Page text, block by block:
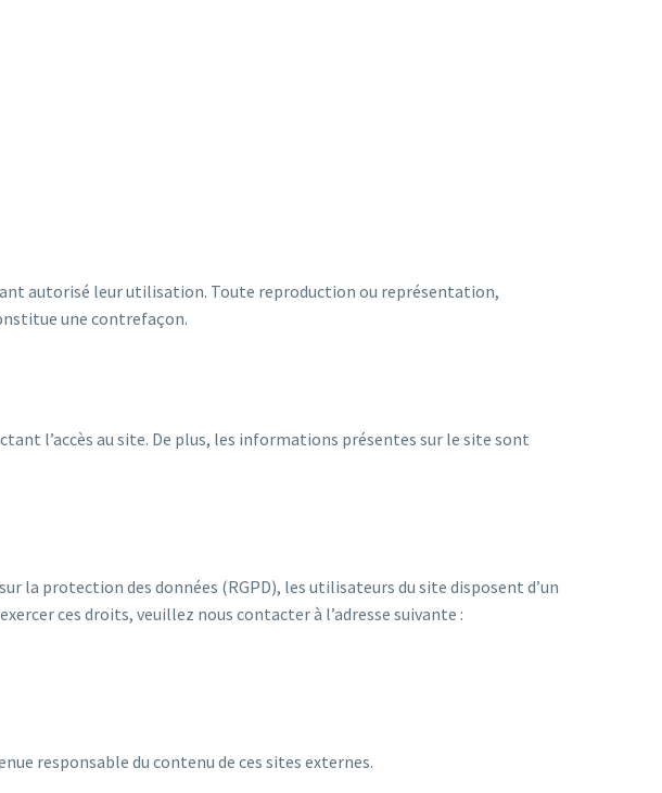
autorisé leur utilisation. Toute reproduction ou représentation,
une contrefaçon.
l’accès au site. De plus, les informations présentes sur le site sont
la protection des données (RGPD), les utilisateurs du site disposent d’un
ces droits, veuillez nous contacter à l’adresse suivante :
responsable du contenu de ces sites externes.